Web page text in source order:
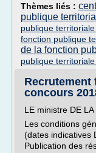
Thèmes liés :
publique
publique
fonction publique
de la fonction
publique
concours
LE ministre DE
Les conditions
(dates indicatives
Publication des